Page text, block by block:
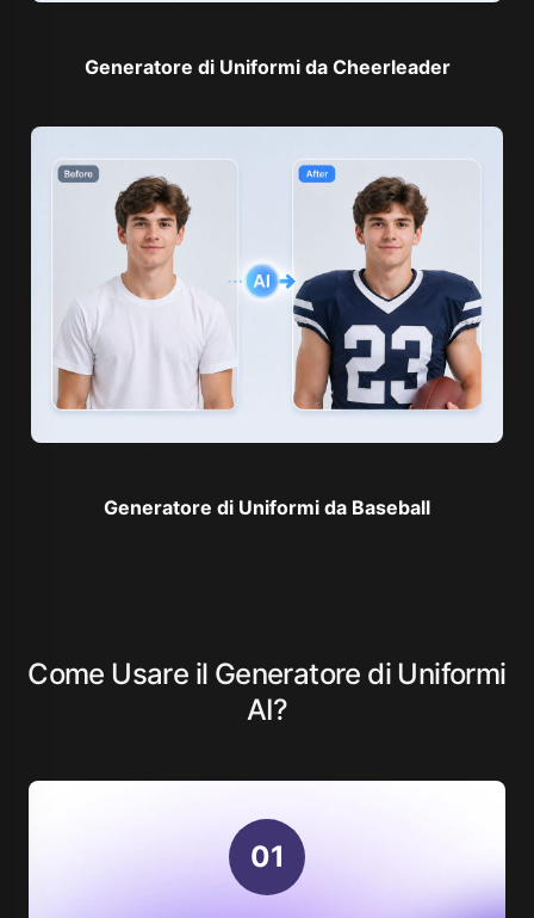
Generatore di Uniformi da Cheerleader
Generatore di Uniformi da Baseball
Come Usare il Generatore di Uniformi
AI?
01